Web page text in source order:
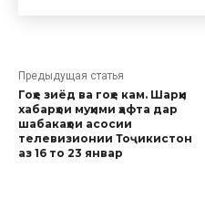
Предыдущая статья
Гоҳе зиёд ва гоҳе кам. Шарҳи
хабарҳои муҳими ҳафта дар
шабакаҳои асосии
телевизионии Тоҷикистон
аз 16 то 23 январ